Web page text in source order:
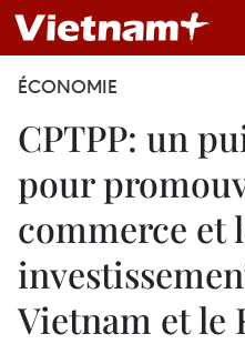
ÉCONOMIE
CPTPP: un
pour
commerce et
Vietnam et le